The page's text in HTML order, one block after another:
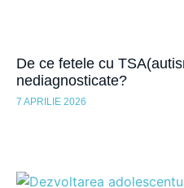
De ce fetele cu
nediagnosticate?
7 APRILIE 2026